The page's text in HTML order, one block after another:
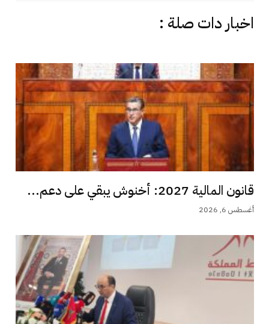
اخبار دات صلة :
قانون المالية 2027: أخنوش يبقي على دعم...
أغسطس 6, 2026